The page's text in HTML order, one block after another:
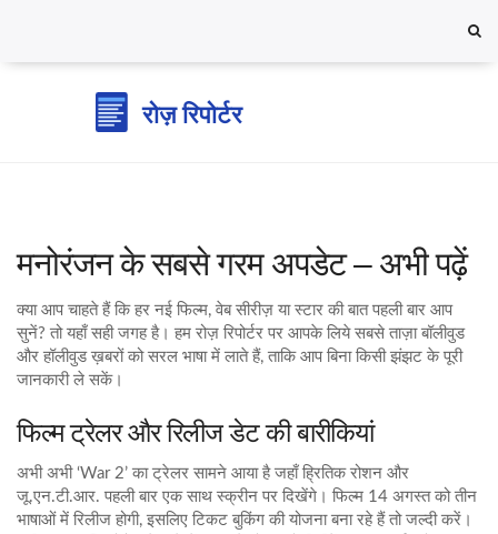
मनोरंजन के सबसे गरम अपडेट – अभी पढ़ें
क्या आप चाहते हैं कि हर नई फिल्म, वेब सीरीज़ या स्टार की बात पहली बार आप
सुनें? तो यहाँ सही जगह है। हम रोज़ रिपोर्टर पर आपके लिये सबसे ताज़ा बॉलीवुड
और हॉलीवुड ख़बरों को सरल भाषा में लाते हैं, ताकि आप बिना किसी झंझट के पूरी
जानकारी ले सकें।
फिल्म ट्रेलर और रिलीज डेट की बारीकियां
अभी अभी ‘War 2’ का ट्रेलर सामने आया है जहाँ ह्रितिक रोशन और
जू.एन.टी.आर. पहली बार एक साथ स्क्रीन पर दिखेंगे। फिल्म 14 अगस्त को तीन
भाषाओं में रिलीज होगी, इसलिए टिकट बुकिंग की योजना बना रहे हैं तो जल्दी करें।